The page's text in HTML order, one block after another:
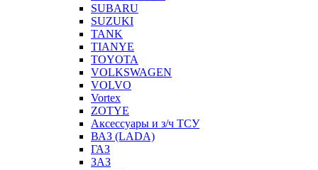
SUBARU
SUZUKI
TANK
TIANYE
TOYOTA
VOLKSWAGEN
VOLVO
Vortex
ZOTYE
Аксессуары и з/ч ТСУ
ВАЗ (LADA)
ГАЗ
ЗАЗ